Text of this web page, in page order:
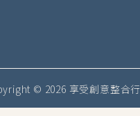
© 2026 享受創意整合